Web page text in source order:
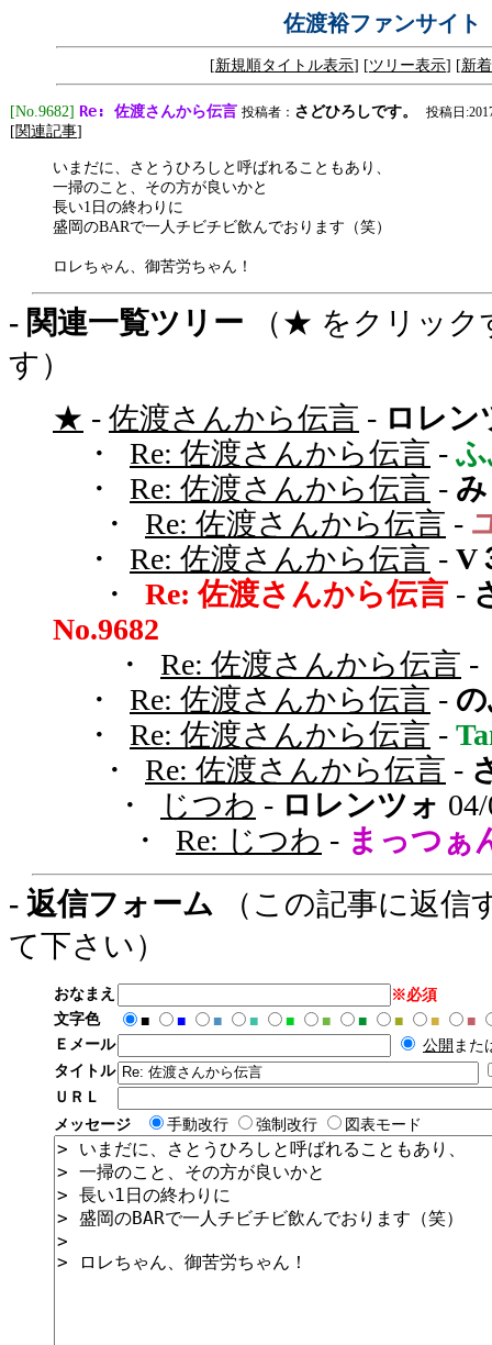
佐渡裕ファンサイト
[新規順タイトル表示] [ツリー表示] [新
[No.9682] Re: 佐渡さんから伝言 投稿者： さどひろしです。 投稿日
[関連記事]
いまだに、さとうひろしと呼ばれることもあり、
一掃のこと、その方が良いかと
長い1日の終わりに
盛岡のBARで一人チビチビ飲んでおります（笑）
ロレちゃん、御苦労ちゃん！
- 関連一覧ツリー （★ をクリック
す）
★ - 佐渡さんから伝言 - ロレン
・ Re: 佐渡さんから伝言 -
・ Re: 佐渡さんから伝言 -
・ Re: 佐渡さんから伝言 -
・ Re: 佐渡さんから伝言 - V
・ Re: 佐渡さんから伝言 -
No.9682
・ Re: 佐渡さんから伝言 -
・ Re: 佐渡さんから伝言 -
・ Re: 佐渡さんから伝言 -
・ Re: 佐渡さんから伝言 -
・
じつわ - ロレンツォ
・ Re: じつわ - まっつぁ
- 返信フォーム （この記事に返信
て下さい）
おなまえ
※必須
文字色
■ ■ ■ ■ ■ ■ ■ ■ ■
■
Ｅメール
公開 ま
タイトル
ＵＲＬ
メッセージ
手動改行 強制改行 図表モード